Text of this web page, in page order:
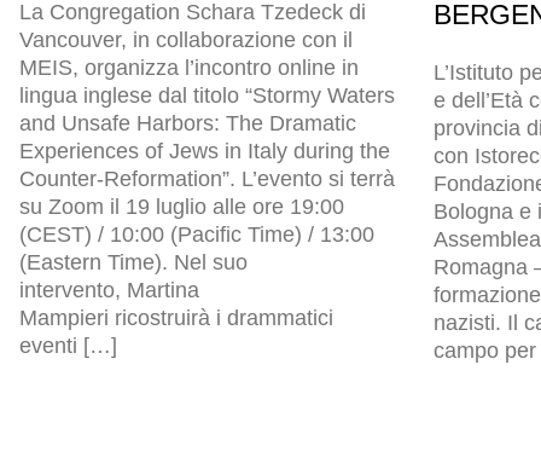
La Congregation Schara Tzedeck di
Vancouver, in collaborazione con il
MEIS, organizza l’incontro online in
lingua inglese dal titolo “Stormy Waters
and Unsafe Harbors: The Dramatic
Experiences of Jews in Italy during the
Counter-Reformation”. L’evento si terrà
su Zoom il 19 luglio alle ore 19:00
(CEST) / 10:00 (Pacific Time) / 13:00
(Eastern Time). Nel suo
intervento, Martina
Mampieri ricostruirà i drammatici
eventi […]
L’Istituto
e dell’Età
provincia
con
Bologna e
Romagna
nazisti. Il
campo